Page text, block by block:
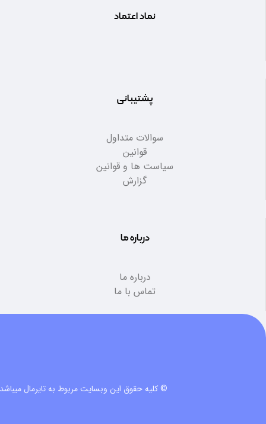
نماد اعتماد
پشتیبانی
سوالات متداول
قوانین
سیاست ها و قوانین
گزارش
درباره ما
درباره ما
تماس با ما
© کلیه حقوق این وبسایت مربوط به تایرمال